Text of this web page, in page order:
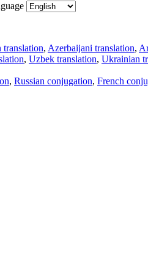
translation, Azerbaijani translation,
, Uzbek translation, Ukrainian
, Russian conjugation, French